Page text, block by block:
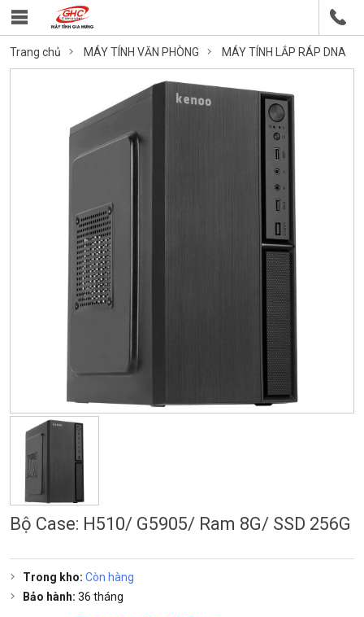
Trang chủ MÁY TÍNH VĂN PHÒNG MÁY TÍNH LẮP RÁP DNA
Bộ Case: H510/ G5905/ Ram 8G/ SSD 256G
Trong kho: Còn hàng
Bảo hành: 36 tháng